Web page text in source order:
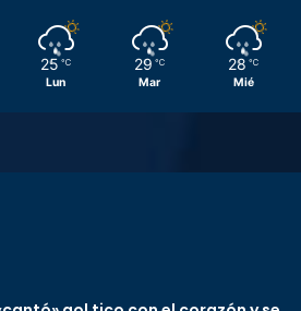
25 ℃
Lun
29 ℃
Mar
28 ℃
Mié